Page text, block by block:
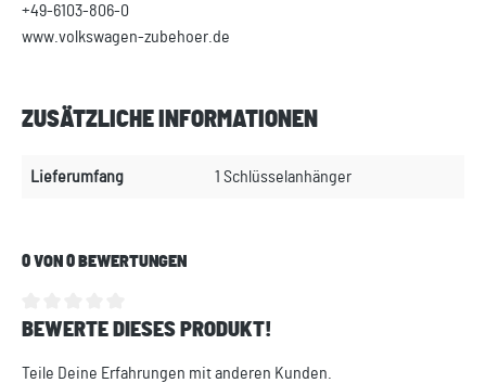
+49-6103-806-0
www.volkswagen-zubehoer.de
ZUSÄTZLICHE INFORMATIONEN
Lieferumfang 1 Schlüsselanhänger
0 VON 0 BEWERTUNGEN
Durchschnittliche Bewertung von 0 von 5 Sternen
BEWERTE DIESES PRODUKT!
Teile Deine Erfahrungen mit anderen Kunden.